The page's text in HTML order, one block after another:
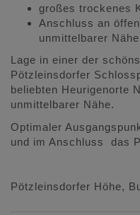
großes trockenes
Anschluss an
unmittelbarer Nähe
Lage in einer der
Pötzleinsdorfer
beliebten Heurigenorte
unmittelbarer Nähe.
Optimaler
und im Anschluss das
Pötzleinsdorfer Höhe,